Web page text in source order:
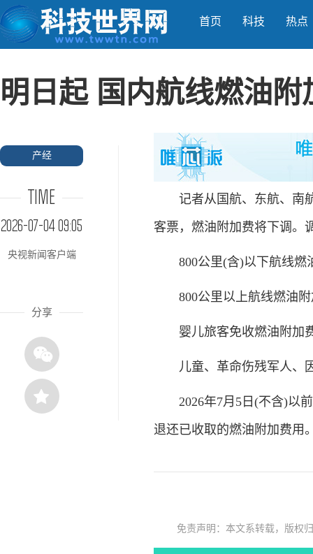
首页 科技 热点
明日起 国内航线燃油附
产经
TIME
2026-07-04 09:05
央视新闻客户端
分享
记者从国航、东航、南航
客票，燃油附加费将下调。
800公里(含)以下航线燃
800公里以上航线燃油附
婴儿旅客免收燃油附加
儿童、革命伤残军人、因
2026年7月5日(不含)以前
退还已收取的燃油附加费用
免责声明：本文系转载，版权